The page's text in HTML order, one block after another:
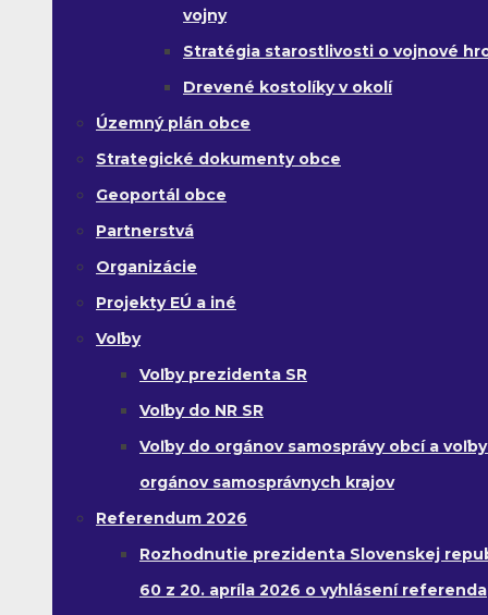
vojny
Stratégia starostlivosti o vojnové
Drevené kostolíky v okolí
Územný plán obce
Strategické dokumenty obce
Geoportál obce
Partnerstvá
Organizácie
Projekty EÚ a iné
Voľby
Voľby prezidenta SR
Voľby do NR SR
Voľby do orgánov samosprávy obcí a
orgánov samosprávnych krajov
Referendum 2026
Rozhodnutie prezidenta Slovenskej
60 z 20. apríla 2026 o vyhlásení referenda